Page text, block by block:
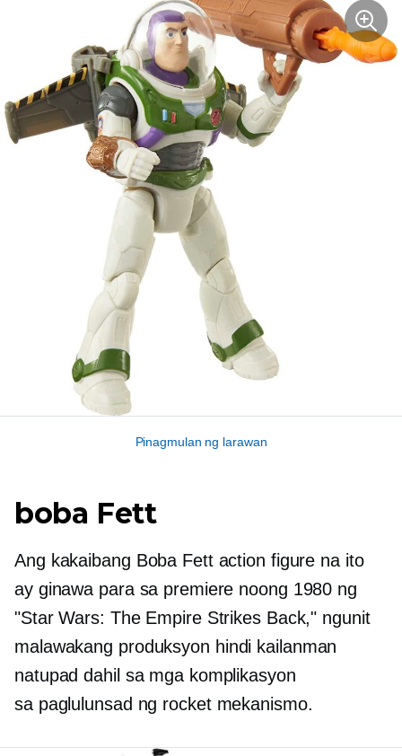
Pinagmulan ng larawan
boba Fett
Ang kakaibang Boba Fett action figure na ito
ay ginawa para sa premiere noong 1980 ng
"Star Wars: The Empire Strikes Back," ngunit
malawakang produksyon hindi kailanman
natupad dahil sa mga komplikasyon
sa paglulunsad ng rocketmekanismo.